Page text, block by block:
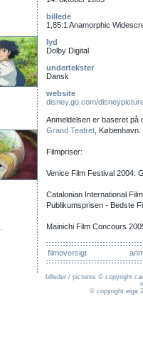
billede
1,85:1 Anamorphic
lyd
Dolby Digital
undertekster
Dansk
website
disney.go.com/
Anmeldelsen er baseret på
Grand Teatret ,
Filmpriser:
Venice Film Festival 2004:
Catalonian International
Publikumsprisen - Bedste
Mainichi Film Concours
filmoversigt
billeder / pictures © copyright
© copyright eiga